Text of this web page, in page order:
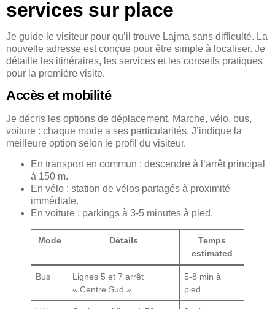
services sur place
Je guide le visiteur pour qu’il trouve Lajma sans difficulté. La
nouvelle adresse est conçue pour être simple à localiser. Je
détaille les itinéraires, les services et les conseils pratiques
pour la première visite.
Accès et mobilité
Je décris les options de déplacement. Marche, vélo, bus,
voiture : chaque mode a ses particularités. J’indique la
meilleure option selon le profil du visiteur.
En transport en commun : descendre à l’arrêt principal
à 150 m.
En vélo : station de vélos partagés à proximité
immédiate.
En voiture : parkings à 3-5 minutes à pied.
Mode Détails
Temps
estimated
Bus
Lignes 5 et 7 arrêt
« Centre Sud »
5-8 min à
pied